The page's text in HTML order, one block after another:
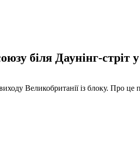
біля Даунінг-стріт
Великобританії із блоку. Про це